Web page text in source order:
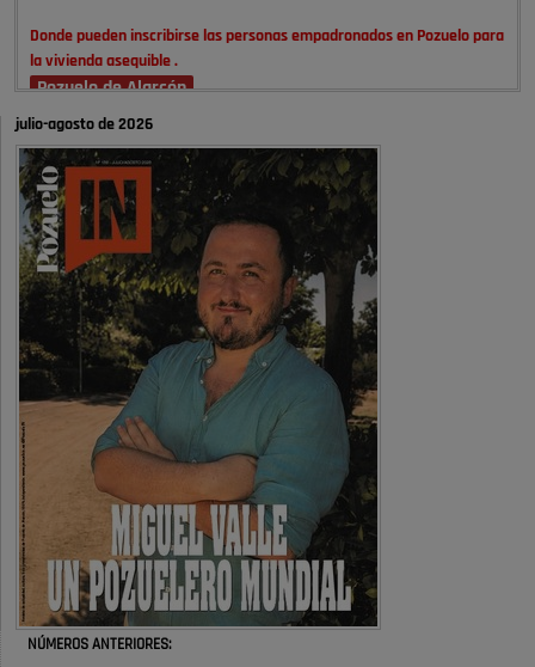
Donde pueden inscribirse las personas empadronados en Pozuelo para
la vivienda asequible .
Pozuelo de Alarcón
Pozuelo desbloquea
definitivamente Huerta Grande: las
obras …
También pienso que si no fuéramos tan sucios no haría falta denunciar
nada
Pozuelo de Alarcón
Quejas por el deterioro de la
limpieza …
Será amigo de alguien importante...en el Congreso, Senado, en la
Policía o en la politica
Pozuelo de Alarcón
🔴 EXCLUSIVA | El comisario de la …
😆Durán menos qué un caramelo en la puerta de un colegio 🍬
Pozuelo de Alarcón
🔴 EXCLUSIVA | El comisario de la …
julio-agosto de 2026
NÚMEROS ANTERIORES: